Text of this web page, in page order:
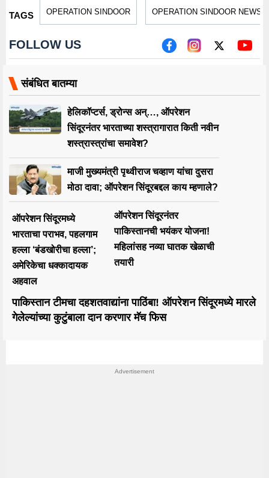
TAGS OPERATION SINDOOR OPERATION SINDOOR NEWS
FOLLOW US
संबंधित बातम्या
हेलिकॉप्टर्स, ड्रोन्स अन्…, ऑपरेशन
सिंदूरनंतर भारताच्या शस्त्रागारात किती नवीन
शस्त्रास्त्रांचा समावेश?
माजी मुख्यमंत्री पृथ्वीराज चव्हाण यांचा दुसरा
मोठा दावा; ऑपरेशन सिंदूरबद्दल काय म्हणाले?
ऑपरेशन सिंदूरमध्ये
भारताचा पराभव, पहलगाम
हल्ला ‘बंडखोरीचा हल्ला’;
अमेरिकेचा धक्कादायक
अहवाल
ऑपरेशन सिंदूरनंतर
पाकिस्तानची भयंकर योजना!
महिलांसह नव्या घातक खेळाची
तयारी
पाकिस्तान टीमचा दहशतवाद्यांना पाठिंबा! ऑपरेशन सिंदूरमध्ये मारले
गेलेल्यांच्या कुटुंबाला दान करणार मॅच फिस